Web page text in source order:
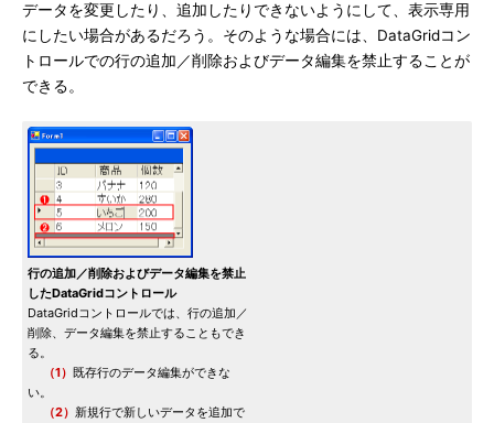
データを変更したり、追加したりできないようにして、表示専用
にしたい場合があるだろう。そのような場合には、DataGridコン
トロールでの行の追加／削除およびデータ編集を禁止することが
できる。
行の追加／削除およびデータ編集を禁止
したDataGridコントロール
DataGridコントロールでは、行の追加／
削除、データ編集を禁止することもでき
る。
（1） 既存行のデータ編集ができな
い。
（2） 新規行で新しいデータを追加で